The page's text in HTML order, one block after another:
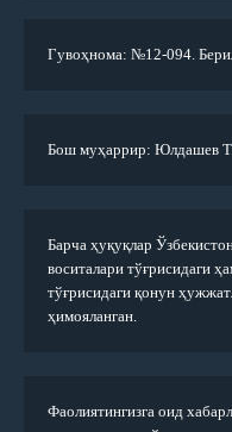
Гувоҳнома: №12-094.
Бош муҳаррир: Юлдашев
Барча ҳуқуқлар
воситалари тўғрисидаги
тўғрисидаги қонун
ҳимояланган.
Фаолиятингизга оид